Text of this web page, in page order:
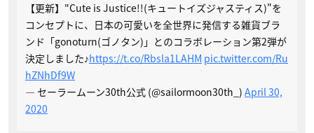
【更新】"Cute is Justice!!(キュートイズジャスティス)"を
コンセプトに、日本の可愛いを全世界に発信する雑貨ブラ
ンド「gonoturn(ゴノタン)」とのコラボレーション第2弾が
決定しました♪https://t.co/Rbsla1LAHM pic.twitter.com/Ru
hZNhDf9W
— セーラームーン30th公式 (@sailormoon30th_) April 30,
2020